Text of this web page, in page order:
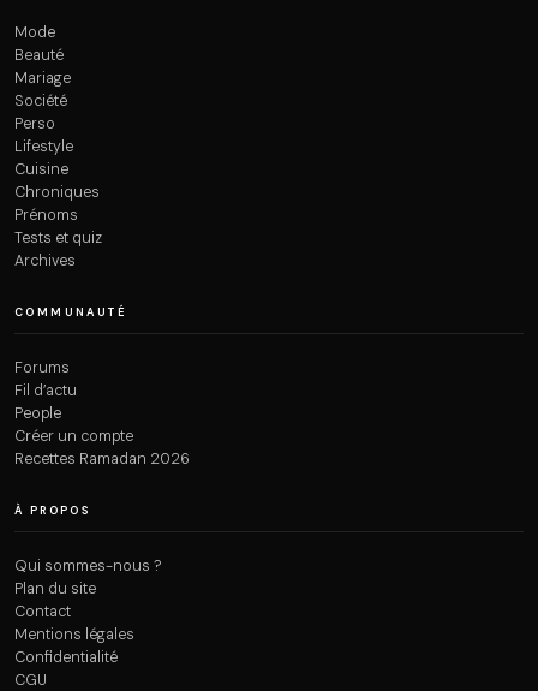
Mode
Beauté
Mariage
Société
Perso
Lifestyle
Cuisine
Chroniques
Prénoms
Tests et quiz
Archives
COMMUNAUTÉ
Forums
Fil d’actu
People
Créer un compte
Recettes Ramadan 2026
À PROPOS
Qui sommes-nous ?
Plan du site
Contact
Mentions légales
Confidentialité
CGU